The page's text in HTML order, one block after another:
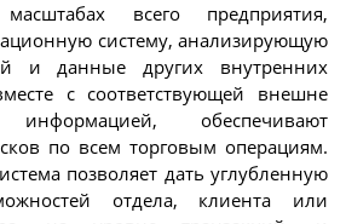
всего предприятия,
систему, анализирующую
и данные других внутренних
с соответствующей внешне
информацией, обеспечивают
по всем торговым операциям.
позволяет дать углубленную
отдела, клиента или